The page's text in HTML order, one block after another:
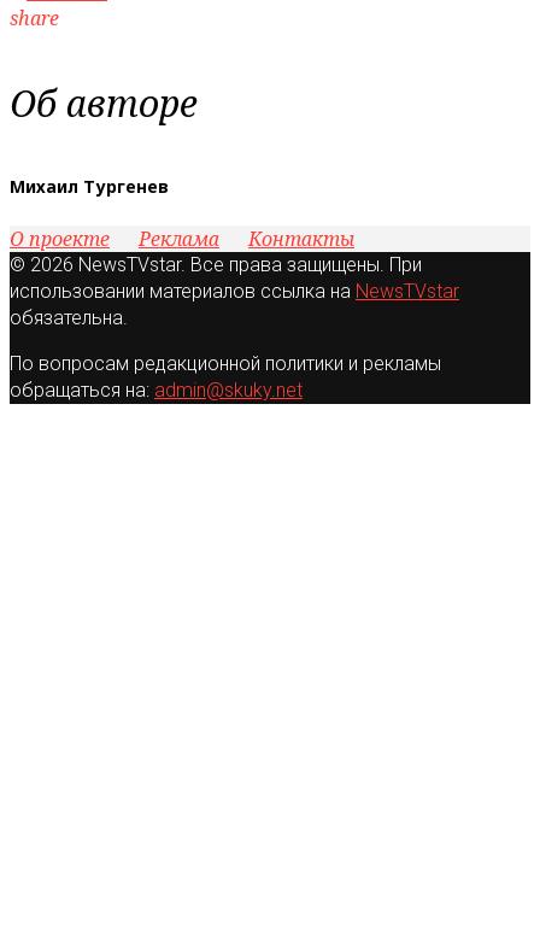
share
Об авторе
Михаил Тургенев
О проекте Реклама Контакты
© 2026 NewsTVstar. Все права защищены. При
использовании материалов ссылка на NewsTVstar
обязательна.
По вопросам редакционной политики и рекламы
обращаться на: admin@skuky.net